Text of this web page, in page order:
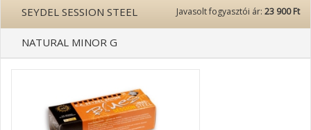
Javasolt fogyasztói ár: 23 900 Ft
SEYDEL SESSION STEEL
NATURAL MINOR G